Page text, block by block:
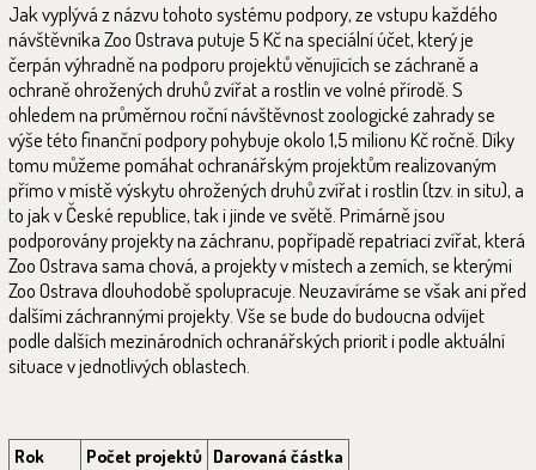
Jak vyplývá z názvu tohoto systému podpory, ze vstupu každého
návštěvníka Zoo Ostrava putuje 5 Kč na speciální účet, který je
čerpán výhradně na podporu projektů věnujících se záchraně a
ochraně ohrožených druhů zvířat a rostlin ve volné přírodě. S
ohledem na průměrnou roční návštěvnost zoologické zahrady se
výše této finanční podpory pohybuje okolo 1,5 milionu Kč ročně. Díky
tomu můžeme pomáhat ochranářským projektům realizovaným
přímo v místě výskytu ohrožených druhů zvířat i rostlin (tzv. in situ), a
to jak v České republice, tak i jinde ve světě. Primárně jsou
podporovány projekty na záchranu, popřípadě repatriaci zvířat, která
Zoo Ostrava sama chová, a projekty v místech a zemích, se kterými
Zoo Ostrava dlouhodobě spolupracuje. Neuzavíráme se však ani před
dalšími záchrannými projekty. Vše se bude do budoucna odvíjet
podle dalších mezinárodních ochranářských priorit i podle aktuální
situace v jednotlivých oblastech.
Rok Počet projektů Darovaná částka